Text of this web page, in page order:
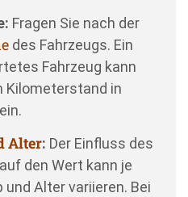
Fragen Sie nach der
des Fahrzeugs. Ein
Fahrzeug kann
Kilometerstand in
Alter: Der Einfluss des
den Wert kann je
und Alter variieren. Bei